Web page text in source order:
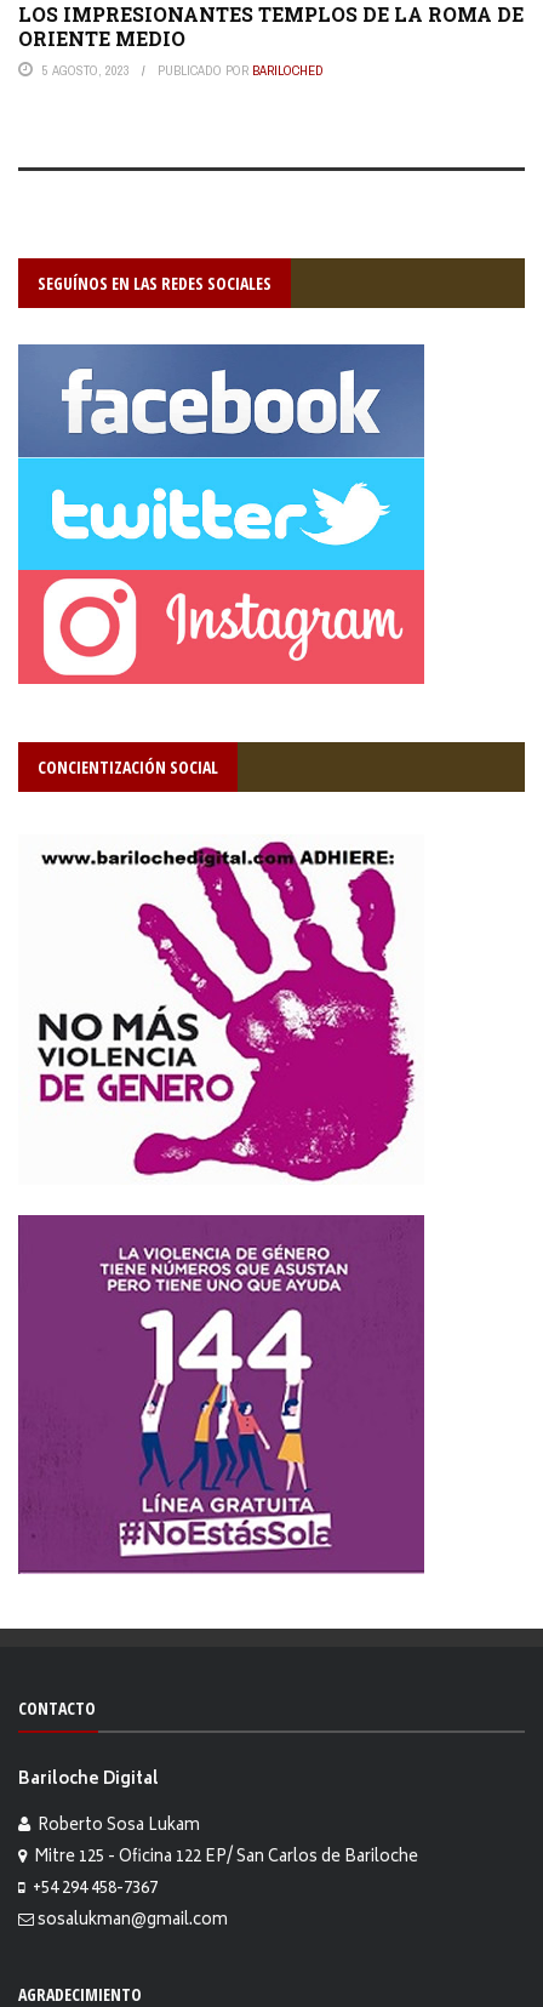
LOS IMPRESIONANTES TEMPLOS DE LA ROMA DE
ORIENTE MEDIO
5 AGOSTO, 2023 PUBLICADO POR BARILOCHED
SEGUÍNOS EN LAS REDES SOCIALES
CONCIENTIZACIÓN SOCIAL
CONTACTO
Bariloche Digital
Roberto Sosa Lukam
Mitre 125 - Oficina 122 EP/ San Carlos de Bariloche
+54 294 458-7367
sosalukman@gmail.com
AGRADECIMIENTO